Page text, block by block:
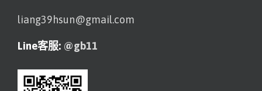
liang39hsun@gmail.com
Line客服: @gb11